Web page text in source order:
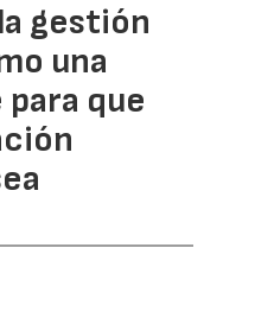
gestión
una
que